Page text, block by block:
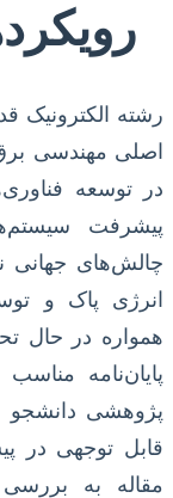
رشته الکترونیک
اصلی مهندسی
در توسعه
پیشرفت
چالش‌های جهانی
انرژی پاک و
همواره در حال
پایان‌نامه
پژوهشی دانشجو
قابل توجهی در
مقاله به